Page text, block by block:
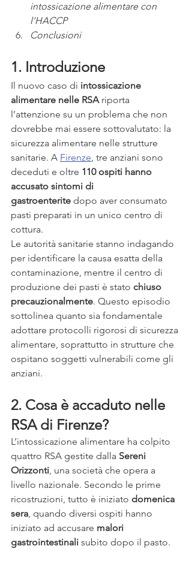
intossicazione alimentare con
l’HACCP
Conclusioni
1. Introduzione
Il nuovo caso di intossicazione
alimentare nelle RSA riporta
l’attenzione su un problema che non
dovrebbe mai essere sottovalutato: la
sicurezza alimentare nelle strutture
sanitarie. A Firenze, tre anziani sono
deceduti e oltre 110 ospiti hanno
accusato sintomi di
gastroenterite dopo aver consumato
pasti preparati in un unico centro di
cottura.
Le autorità sanitarie stanno indagando
per identificare la causa esatta della
contaminazione, mentre il centro di
produzione dei pasti è stato chiuso
precauzionalmente. Questo episodio
sottolinea quanto sia fondamentale
adottare protocolli rigorosi di sicurezza
alimentare, soprattutto in strutture che
ospitano soggetti vulnerabili come gli
anziani.
2. Cosa è accaduto nelle
RSA di Firenze?
L’intossicazione alimentare ha colpito
quattro RSA gestite dalla Sereni
Orizzonti, una società che opera a
livello nazionale. Secondo le prime
ricostruzioni, tutto è iniziato domenica
sera, quando diversi ospiti hanno
iniziato ad accusare malori
gastrointestinali subito dopo il pasto.